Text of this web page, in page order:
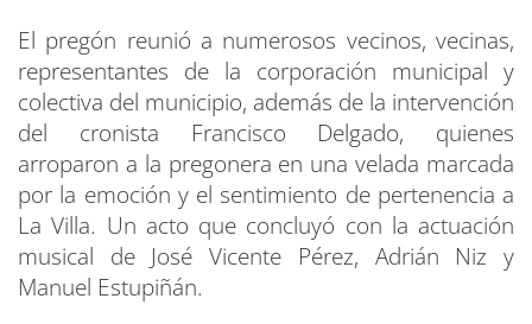
El pregón reunió a numerosos vecinos, vecinas,
representantes de la corporación municipal y
colectiva del municipio, además de la intervención
del cronista Francisco Delgado, quienes
arroparon a la pregonera en una velada marcada
por la emoción y el sentimiento de pertenencia a
La Villa. Un acto que concluyó con la actuación
musical de José Vicente Pérez, Adrián Niz y
Manuel Estupiñán.